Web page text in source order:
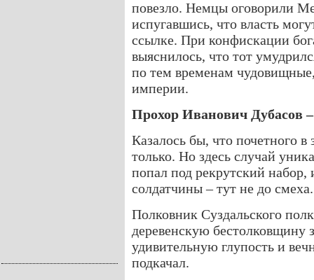
повезло. Немцы оговорили
испугавшись, что власть
ссылке. При конфискации
выяснилось, что тот
по тем временам
империи.
Прохор Иванович Дубасов
Казалось бы, что почетного
только. Но здесь случай
попал под рекрутский набор,
солдатчины – тут не до
Полковник Суздальского
деревенскую бестолковщину
удивительную глупость и
подкачал.